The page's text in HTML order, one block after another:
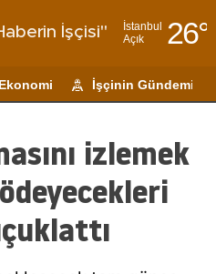
İşçisi"
İstanbul
Açık
26°
Adıyaman
Ağrı
Amasya
Ekonomi İşçinin Gündemi
izlemek